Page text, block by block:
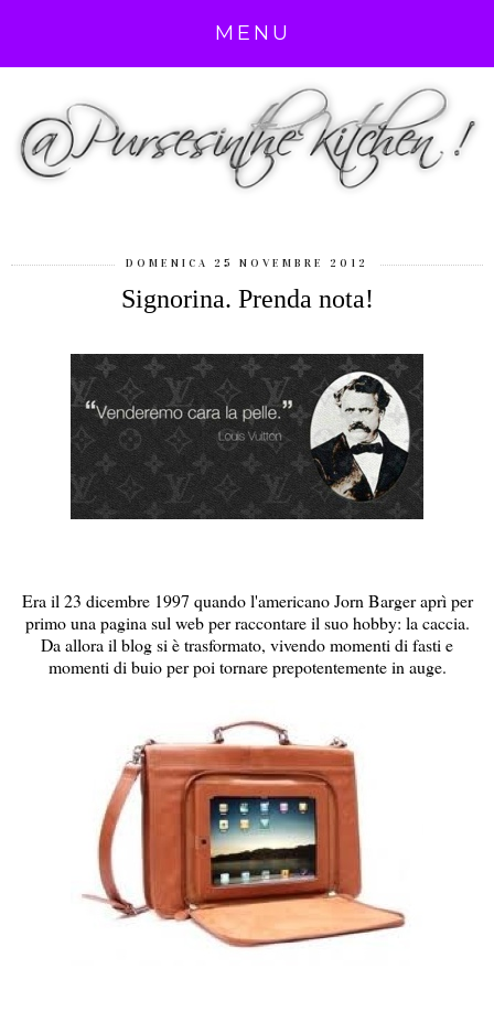
MENU
DOMENICA 25 NOVEMBRE 2012
Signorina. Prenda nota!
Era il 23 dicembre 1997 quando l'americano Jorn Barger aprì per
primo una pagina sul web per raccontare il suo hobby: la caccia.
Da allora il blog si è trasformato, vivendo momenti di fasti e
momenti di buio per poi tornare prepotentemente in auge.